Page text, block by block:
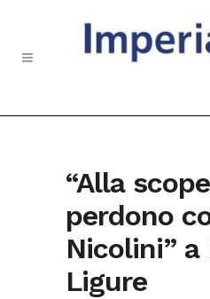
“Alla
perdono
Nicolini” a
Ligure